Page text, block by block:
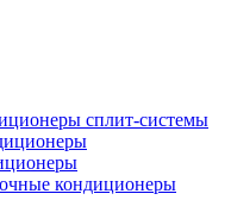
сплит-системы
кондиционеры